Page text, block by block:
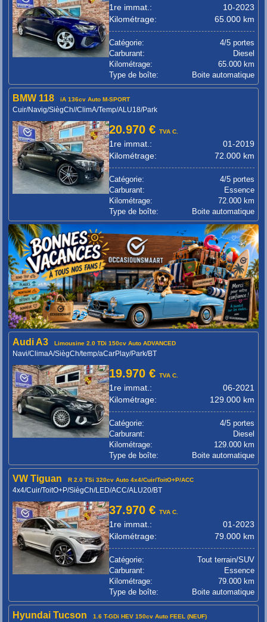
1re immat.:
10-2023
Kilométrage:
65.000 km
Catégorie:
4/5 portes
Carburant:
Diesel
Kilométrage:
65.000 km
Type de boîte:
Boite automatique
BMW 118 iA 136cv Auto M-SPORT
Cuir/Navig/SiègCh//ClimA/Temp/ALU18/Park
20.970 €TVA C.
1re immat.:
01-2019
Kilométrage:
72.000 km
Catégorie:
4/5 portes
Carburant:
Essence
Kilométrage:
72.000 km
Type de boîte:
Boite automatique
Audi A3 Limousine 2.0 TDi 150cv Auto ADVANCED
Navi/ClimaA/SiègCh/temp/aCarPlay/Park/BT
19.970 €TVA C.
1re immat.:
06-2021
Kilométrage:
129.000 km
Catégorie:
4/5 portes
Carburant:
Diesel
Kilométrage:
129.000 km
Type de boîte:
Boite automatique
VW Tiguan R 2.0 TSi 320cv Auto 4x4/Cuir/ToitO+P/ACC
4x4/Cuir/ToitO+P/SiègCh/LED/ACC/ALU20/BT
37.970 €TVA C.
1re immat.:
01-2023
Kilométrage:
79.000 km
Catégorie:
Tout terrain/SUV
Carburant:
Essence
Kilométrage:
79.000 km
Type de boîte:
Boite automatique
Hyundai Tucson 1.6 T-GDi HEV 150cv Auto FEEL (NEUF)